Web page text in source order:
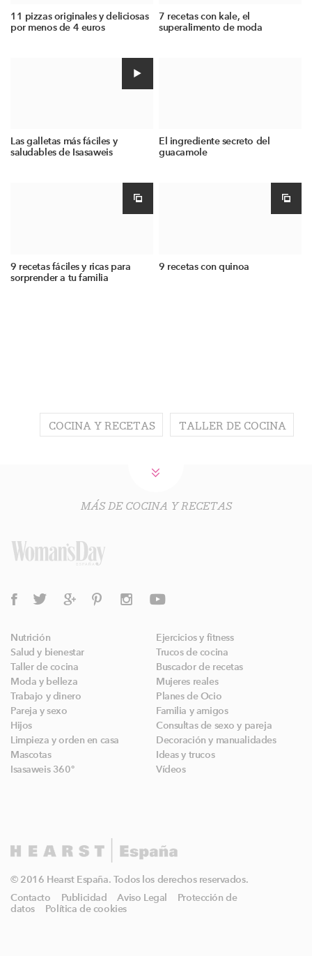
11 pizzas originales y deliciosas
por menos de 4 euros
7 recetas con kale, el
superalimento de moda
Las galletas más fáciles y
saludables de Isasaweis
El ingrediente secreto del
guacamole
9 recetas fáciles y ricas para
sorprender a tu familia
9 recetas con quinoa
COCINA Y RECETAS TALLER DE COCINA
MÁS DE COCINA Y RECETAS
Nutrición
Ejercicios y fitness
Salud y bienestar
Trucos de cocina
Taller de cocina
Buscador de recetas
Moda y belleza
Mujeres reales
Trabajo y dinero
Planes de Ocio
Pareja y sexo
Familia y amigos
Hijos
Consultas de sexo y pareja
Limpieza y orden en casa
Decoración y manualidades
Mascotas
Ideas y trucos
Isasaweis 360º
Vídeos
© 2016 Hearst España. Todos los derechos reservados.
Contacto
Publicidad Aviso Legal
Protección de
datos
Política de cookies